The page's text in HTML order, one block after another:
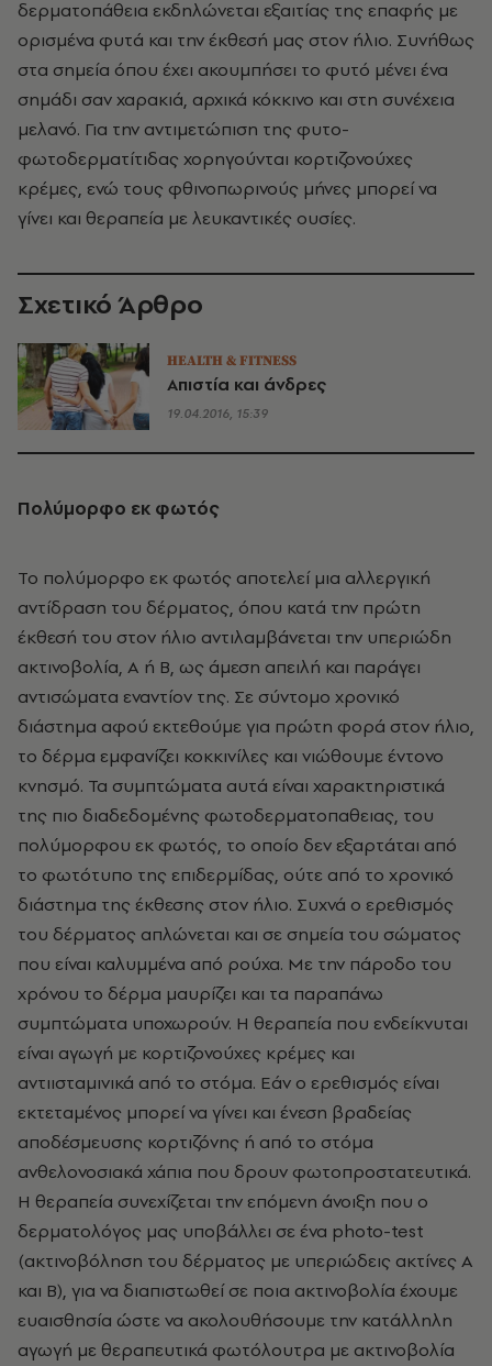
δερματοπάθεια εκδηλώνεται εξαιτίας της επαφής με
ορισμένα φυτά και την έκθεσή μας στον ήλιο. Συνήθως
στα σημεία όπου έχει ακουμπήσει το φυτό μένει ένα
σημάδι σαν χαρακιά, αρχικά κόκκινο και στη συνέχεια
μελανό. Για την αντιμετώπιση της φυτο-
φωτοδερματίτιδας χορηγούνται κορτιζονούχες
κρέμες, ενώ τους φθινοπωρινούς μήνες μπορεί να
γίνει και θεραπεία με λευκαντικές ουσίες.
Σχετικό Άρθρο
HEALTH & FITNESS
Απιστία και άνδρες
19.04.2016, 15:39
Πολύμορφο εκ φωτός
Το πολύμορφο εκ φωτός αποτελεί μια αλλεργική
αντίδραση του δέρματος, όπου κατά την πρώτη
έκθεσή του στον ήλιο αντιλαμβάνεται την υπεριώδη
ακτινοβολία, Α ή Β, ως άμεση απειλή και παράγει
αντισώματα εναντίον της. Σε σύντομο χρονικό
διάστημα αφού εκτεθούμε για πρώτη φορά στον ήλιο,
το δέρμα εμφανίζει κοκκινίλες και νιώθουμε έντονο
κνησμό. Τα συμπτώματα αυτά είναι χαρακτηριστικά
της πιο διαδεδομένης φωτοδερματοπαθειας, του
πολύμορφου εκ φωτός, το οποίο δεν εξαρτάται από
το φωτότυπο της επιδερμίδας, ούτε από το χρονικό
διάστημα της έκθεσης στον ήλιο. Συχνά ο ερεθισμός
του δέρματος απλώνεται και σε σημεία του σώματος
που είναι καλυμμένα από ρούχα. Με την πάροδο του
χρόνου το δέρμα μαυρίζει και τα παραπάνω
συμπτώματα υποχωρούν. Η θεραπεία που ενδείκνυται
είναι αγωγή με κορτιζονούχες κρέμες και
αντιισταμινικά από το στόμα. Εάν ο ερεθισμός είναι
εκτεταμένος μπορεί να γίνει και ένεση βραδείας
αποδέσμευσης κορτιζόνης ή από το στόμα
ανθελονοσιακά χάπια που δρουν φωτοπροστατευτικά.
Η θεραπεία συνεχίζεται την επόμενη άνοιξη που ο
δερματολόγος μας υποβάλλει σε ένα photo-test
(ακτινοβόληση του δέρματος με υπεριώδεις ακτίνες Α
και Β), για να διαπιστωθεί σε ποια ακτινοβολία έχουμε
ευαισθησία ώστε να ακολουθήσουμε την κατάλληλη
αγωγή με θεραπευτικά φωτόλουτρα με ακτινοβολία